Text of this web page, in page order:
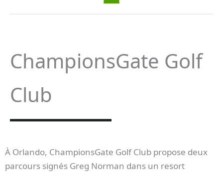
ChampionsGate Golf
Club
À Orlando, ChampionsGate Golf Club propose deux
parcours signés Greg Norman dans un resort